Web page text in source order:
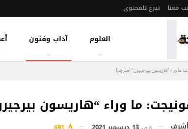
معنا تبرع للمحتوى
العلوم آداب وفنون
ما وراء “هاريسون بيرجيرون” (مترجم)
ما وراء “هاريسون